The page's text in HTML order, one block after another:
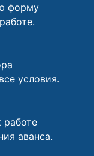
форму
условия.
работе
аванса.